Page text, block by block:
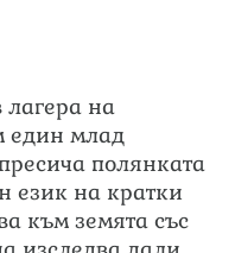
лагера на
един млад
полянката
език на кратки
към земята със